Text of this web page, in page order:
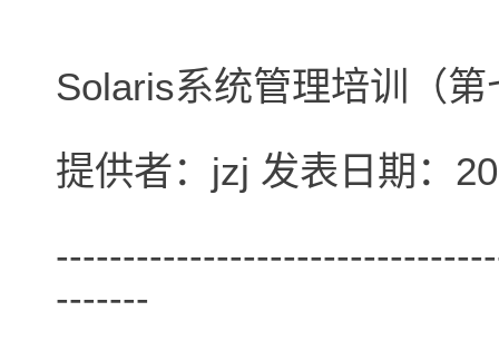
Solaris系统管理培训（
提供者：jzj 发表日期：
-------